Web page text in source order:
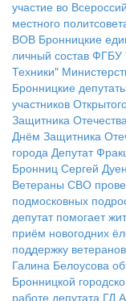
участие во
местного
ВОВ Бронницкие
личный состав
Техники"
Бронницкие
участников
Защитника
Днём Защитника
города Депутат
Бронниц Сергей
Ветераны СВО
подмосковных
депутат помогает
приём новогодних
поддержку
Галина Белоусова
Бронницкой
работе депутата ГД